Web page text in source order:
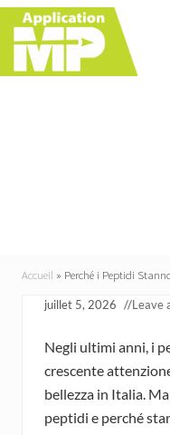
Menu
Skip
right
header
Skip
main
content
Skip
primary
sidebar
Skip
footer
Accueil » Perché i Peptidi
juillet 5, 2026 //Leave
Negli ultimi anni, i
crescente
bellezza in Italia.
peptidi e perché